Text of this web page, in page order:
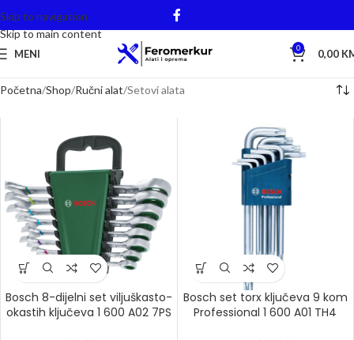
Skip to navigation
Skip to main content
MENI 0 0,00
Početna Shop Ručni alat Setovi alata
Bosch 8-dijelni set viljuškasto-
okastih ključeva 1 600 A02 7PS
Bosch set torx ključeva 9 kom
Professional 1 600 A01 TH4